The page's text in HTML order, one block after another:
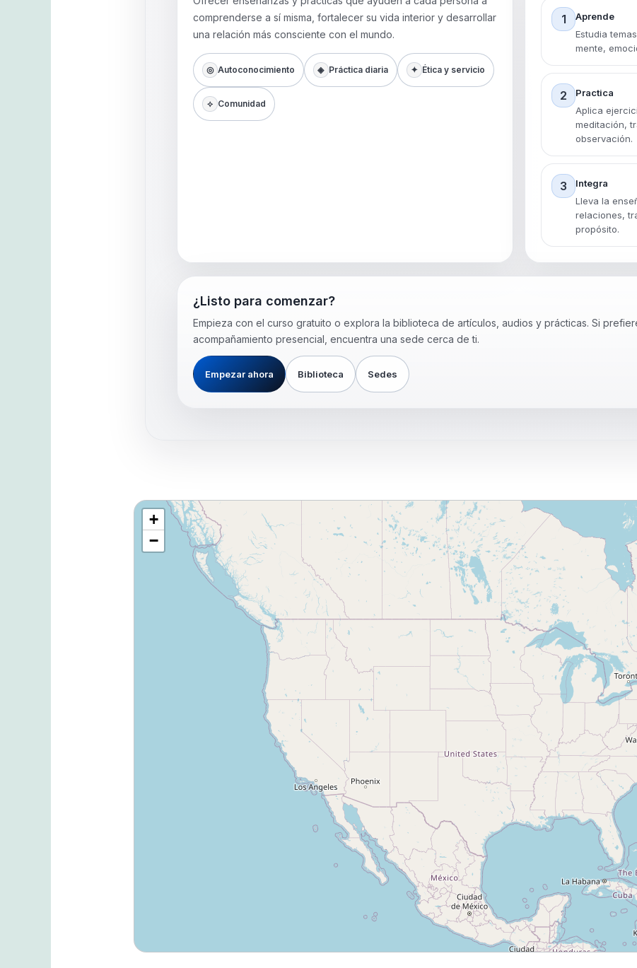
comprenderse a sí misma, fortalecer su vida interior y desarrollar
una relación más consciente con el mundo.
◎ Autoconocimiento ◈ Práctica diaria ✦ Ética y servicio
⟡ Comunidad
1
Aprende
Estudia
mente,
2
Practica
Aplica
meditación,
observación.
3
Integra
Lleva la
relaciones,
propósito.
¿Listo para comenzar?
Empieza con el curso gratuito o explora la biblioteca de artículos, audios y prácticas. Si
acompañamiento presencial, encuentra una sede cerca de ti.
Empezar ahora Biblioteca Sedes
+
−